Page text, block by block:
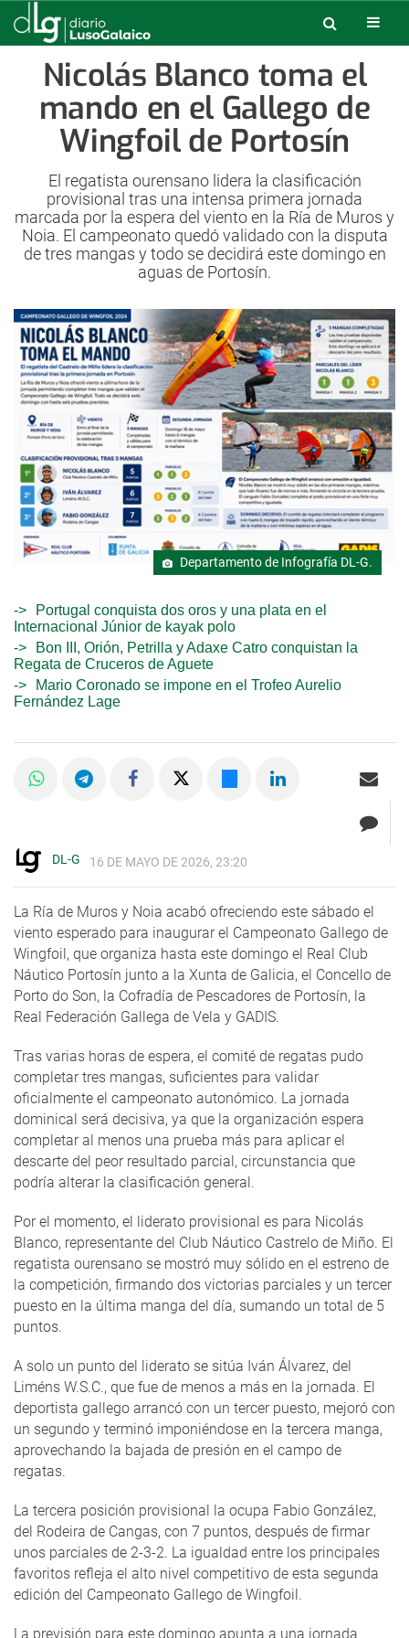
Nicolás Blanco toma el
mando en el Gallego de
Wingfoil de Portosín
El regatista ourensano lidera la clasificación
provisional tras una intensa primera jornada
marcada por la espera del viento en la Ría de Muros y
Noia. El campeonato quedó validado con la disputa
de tres mangas y todo se decidirá este domingo en
aguas de Portosín.
Departamento de Infografía DL-G.
Portugal conquista dos oros y una plata en el
Internacional Júnior de kayak polo
Bon III, Orión, Petrilla y Adaxe Catro conquistan la
Regata de Cruceros de Aguete
Mario Coronado se impone en el Trofeo Aurelio
Fernández Lage
DL-G 16 DE MAYO DE 2026, 23:20
La Ría de Muros y Noia acabó ofreciendo este sábado el
viento esperado para inaugurar el Campeonato Gallego de
Wingfoil, que organiza hasta este domingo el Real Club
Náutico Portosín junto a la Xunta de Galicia, el Concello de
Porto do Son, la Cofradía de Pescadores de Portosín, la
Real Federación Gallega de Vela y GADIS.
Tras varias horas de espera, el comité de regatas pudo
completar tres mangas, suficientes para validar
oficialmente el campeonato autonómico. La jornada
dominical será decisiva, ya que la organización espera
completar al menos una prueba más para aplicar el
descarte del peor resultado parcial, circunstancia que
podría alterar la clasificación general.
Por el momento, el liderato provisional es para Nicolás
Blanco, representante del Club Náutico Castrelo de Miño. El
regatista ourensano se mostró muy sólido en el estreno de
la competición, firmando dos victorias parciales y un tercer
puesto en la última manga del día, sumando un total de 5
puntos.
A solo un punto del liderato se sitúa Iván Álvarez, del
Liméns W.S.C., que fue de menos a más en la jornada. El
deportista gallego arrancó con un tercer puesto, mejoró con
un segundo y terminó imponiéndose en la tercera manga,
aprovechando la bajada de presión en el campo de
regatas.
La tercera posición provisional la ocupa Fabio González,
del Rodeira de Cangas, con 7 puntos, después de firmar
unos parciales de 2-3-2. La igualdad entre los principales
favoritos refleja el alto nivel competitivo de esta segunda
edición del Campeonato Gallego de Wingfoil.
La previsión para este domingo apunta a una jornada